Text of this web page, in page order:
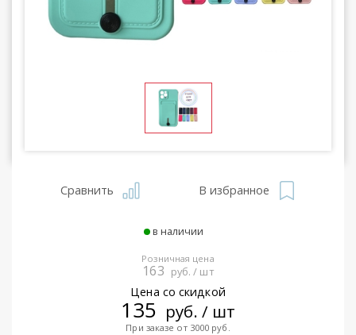
Сравнить В избранное
в наличии
Розничная цена
163 руб. / шт
Цена со скидкой
135 руб. / шт
При заказе от 3000 руб.